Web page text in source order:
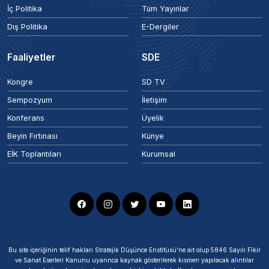
İç Politika
Dış Politika
Tüm Yayınlar
E-Dergiler
Faaliyetler
Kongre
Sempozyum
Konferans
Beyin Fırtınası
EİK Toplantıları
SDE
SD TV
İletişim
Üyelik
Künye
Kurumsal
Bu site içeriğinin telif hakları Stratejik Düşünce Enstitüsü’ne ait olup 5846 Sayılı Fikir
ve Sanat Eserleri Kanunu uyarınca kaynak gösterilerek kısmen yapılacak alıntılar